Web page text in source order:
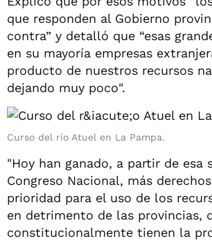
que responden al Gobierno
contra” y detalló que “esas
en su mayoría empresas
producto de nuestros recursos
dejando muy poco".
Curso del río Atuel en La Pampa.
"Hoy han ganado, a partir de esa
Congreso Nacional, más
prioridad para el uso de los
en detrimento de las provincias,
constitucionalmente tienen la